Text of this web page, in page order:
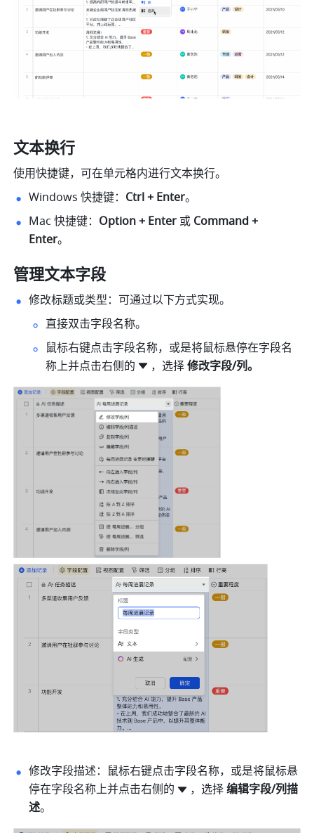
文本换行
使用快捷键，可在单元格内进行文本换行。
Windows 快捷键： Ctrl + Enter。
Mac 快捷键： Option + Enter 或 Command +
Enter。
管理文本字段
修改标题或类型：可通过以下方式实现。
直接双击字段名称。
鼠标右键点击字段名称，或是将鼠标悬停在字段名
称上并点击右侧的
，选择 修改字段/列。
修改字段描述：鼠标右键点击字段名称，或是将鼠标悬
停在字段名称上并点击右侧的
，选择 编辑字段/列描
述。